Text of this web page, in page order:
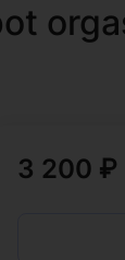
3 200 ₽